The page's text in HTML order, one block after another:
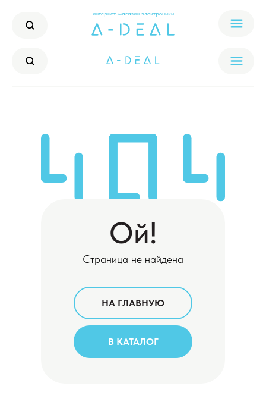
интернет-магазин электроники
Ой!
Страница не найдена
НА ГЛАВНУЮ
В КАТАЛОГ